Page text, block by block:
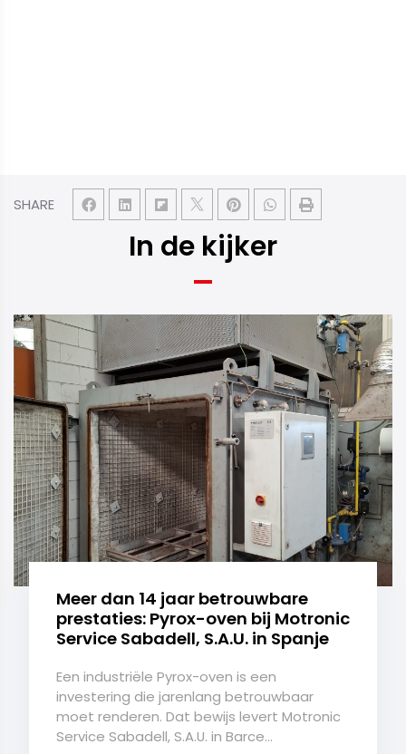
SHARE
In de kijker
Meer dan 14 jaar betrouwbare
prestaties: Pyrox-oven bij Motronic
Service Sabadell, S.A.U. in Spanje
Een industriële Pyrox-oven is een
investering die jarenlang betrouwbaar
moet renderen. Dat bewijs levert Motronic
Service Sabadell, S.A.U. in Barce...